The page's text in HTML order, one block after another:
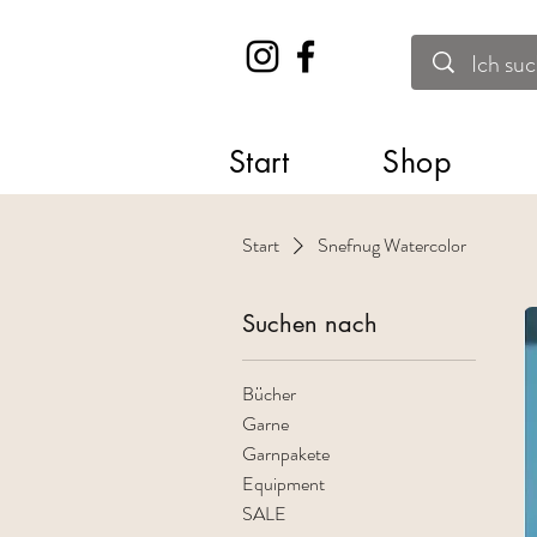
Start Shop
Start Snefnug Watercolor
Suchen nach
Bücher
Garne
Garnpakete
Equipment
SALE